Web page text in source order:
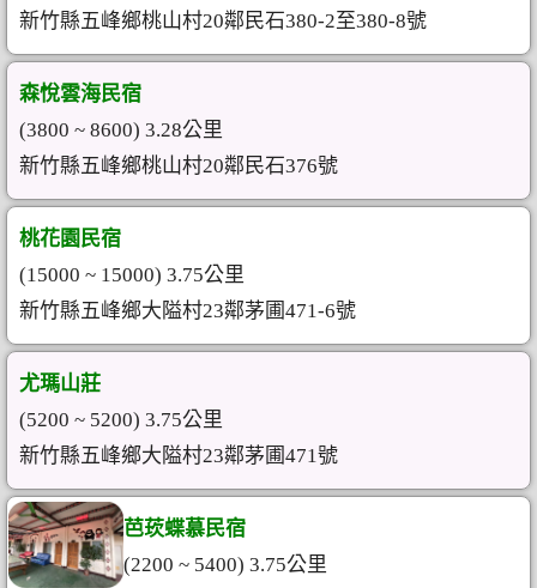
新竹縣五峰鄉桃山村20鄰民石380-2至380-8號
森悅雲海民宿
(3800 ~ 8600) 3.28公里
新竹縣五峰鄉桃山村20鄰民石376號
桃花園民宿
(15000 ~ 15000) 3.75公里
新竹縣五峰鄉大隘村23鄰茅圃471-6號
尤瑪山莊
(5200 ~ 5200) 3.75公里
新竹縣五峰鄉大隘村23鄰茅圃471號
芭莰蝶慕民宿
(2200 ~ 5400) 3.75公里